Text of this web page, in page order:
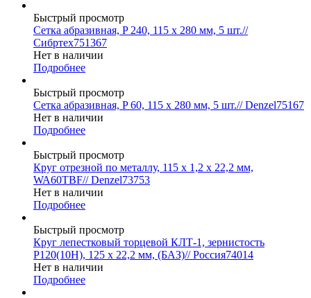
Быстрый просмотр
Сетка абразивная, P 240, 115 х 280 мм, 5 шт.//
Сибртех751367
Нет в наличии
Подробнее
Быстрый просмотр
Сетка абразивная, P 60, 115 х 280 мм, 5 шт.// Denzel75167
Нет в наличии
Подробнее
Быстрый просмотр
Круг отрезной по металлу, 115 х 1,2 х 22,2 мм,
WA60TBF// Denzel73753
Нет в наличии
Подробнее
Быстрый просмотр
Круг лепестковый торцевой КЛТ-1, зернистость
Р120(10Н), 125 х 22,2 мм, (БАЗ)// Россия74014
Нет в наличии
Подробнее